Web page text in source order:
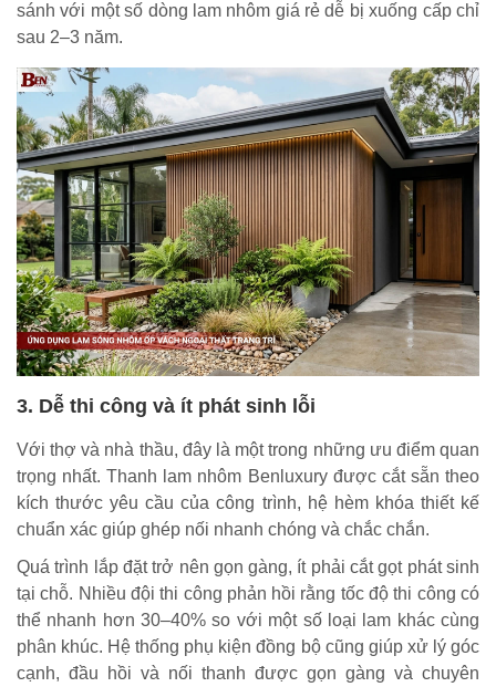
sánh với một số dòng lam nhôm giá rẻ dễ bị xuống cấp chỉ
sau 2–3 năm.
3. Dễ thi công và ít phát sinh lỗi
Với thợ và nhà thầu, đây là một trong những ưu điểm quan
trọng nhất. Thanh lam nhôm Benluxury được cắt sẵn theo
kích thước yêu cầu của công trình, hệ hèm khóa thiết kế
chuẩn xác giúp ghép nối nhanh chóng và chắc chắn.
Quá trình lắp đặt trở nên gọn gàng, ít phải cắt gọt phát sinh
tại chỗ. Nhiều đội thi công phản hồi rằng tốc độ thi công có
thể nhanh hơn 30–40% so với một số loại lam khác cùng
phân khúc. Hệ thống phụ kiện đồng bộ cũng giúp xử lý góc
cạnh, đầu hồi và nối thanh được gọn gàng và chuyên